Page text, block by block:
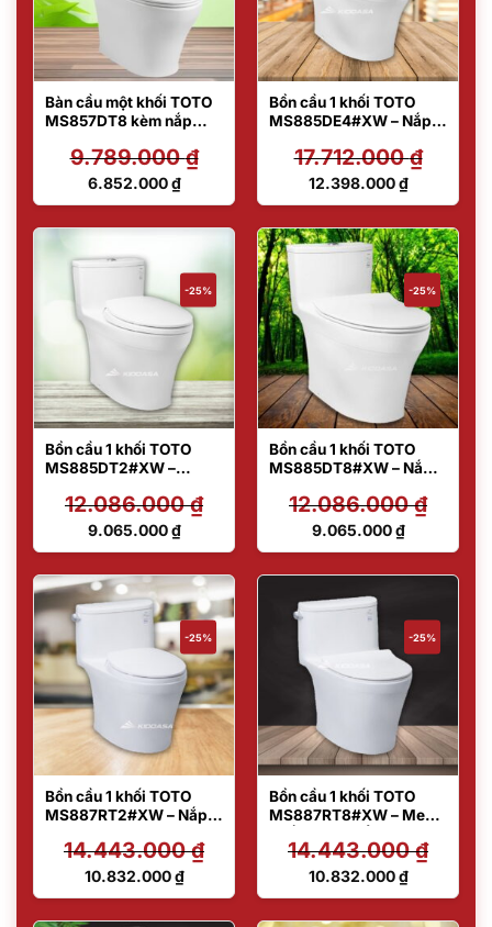
Bàn cầu một khối TOTO
MS857DT8 kèm nắp
9.789.000₫
Giá
9.789.000 ₫.
6.852.000₫
Giá
là:
6.852.000 ₫.
Bồn cầu 1 khối TOTO
MS885DE4#XW – Nắp
17.712.000₫
Giá
17.712.000 ₫.
12.398.000₫
Giá
tại
là:
12.398.000 ₫.
-25%
Bồn cầu 1 khối TOTO
MS885DT2#XW –
12.086.000₫
Giá
12.086.000 ₫.
9.065.000₫
Giá
tại
là:
9.065.000 ₫.
-25%
Bồn cầu 1 khối TOTO
MS885DT8#XW – Nắp
12.086.000₫
Giá
12.086.000 ₫.
9.065.000₫
Giá
là:
9.065.000 ₫.
-25%
Bồn cầu 1 khối TOTO
MS887RT2#XW – Nắp
14.443.000₫
Giá
10.832.000₫
Giá
-25%
Bồn cầu 1 khối TOTO
MS887RT8#XW – Men
14.443.000₫
Giá
10.832.000₫
Giá